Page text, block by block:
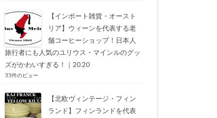
【インポート雑貨・オースト
リア】ウィーンを代表する老
舗コーヒーショップ！日本人
旅行者にも人気のユリウス・マインルのグッ
ズがかわいすぎる！｜20.20
33件のビュー
【北欧ヴィンテージ・フィン
ランド】フィンランドを代表